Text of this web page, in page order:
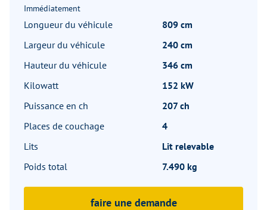
Immédiatement
Longueur du véhicule
809 cm
Largeur du véhicule
240 cm
Hauteur du véhicule
346 cm
Kilowatt
152 kW
Puissance en ch
207 ch
Places de couchage
4
Lits
Lit relevable
Poids total
7.490 kg
faire une demande